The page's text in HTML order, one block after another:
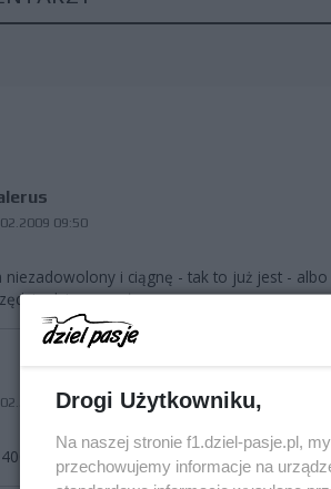
09:50
niezadowolony i ciągnę - tak to już jest -
dziury w całym.....
10:10
wkurzyłaby każdego
Drogi Użytkowniku,
Na naszej stronie f1.dziel-pasje.pl,
przechowujemy informacje na